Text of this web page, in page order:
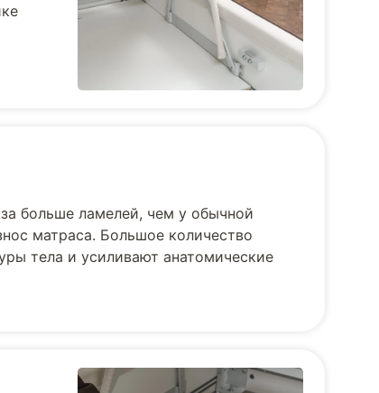
больше ламелей, чем у обычной
матраса. Большое количество
тела и усиливают анатомические